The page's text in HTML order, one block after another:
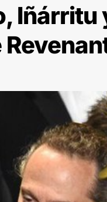
Iñárritu